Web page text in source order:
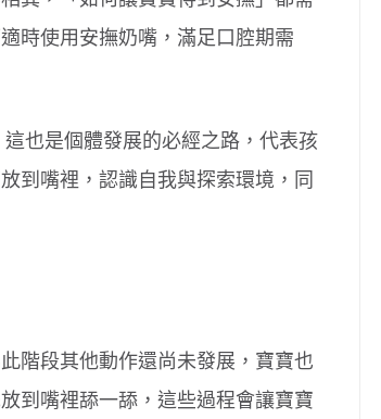
時使用安撫奶嘴，滿足口腔期需
也是個體發展的必經之路，代表孩
到嘴裡，認識自我與探索環境，同
階段其他動作還尚未發展，寶寶也
到嘴裡舔一舔，這些過程會讓寶寶
孩童